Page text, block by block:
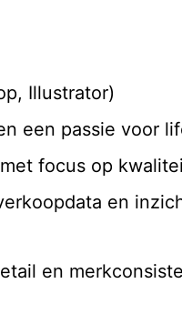
Illustrator)
een passie voor
focus op
en
en